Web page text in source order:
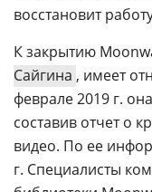
восстановит
К закрытию
Сайгина , имеет
феврале 2019 г.
составив отчет о
видео. По ее
г. Специалисты